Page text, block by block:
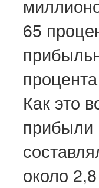
65
Как это
прибыли
около